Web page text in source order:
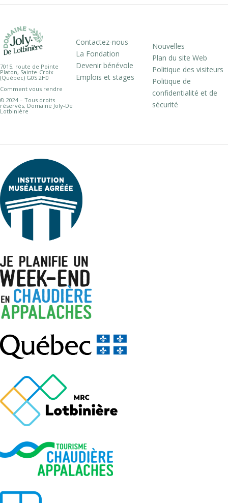
7015, route de Pointe
Platon, Sainte-Croix
(Québec) G0S 2H0
Comment vous rendre
© 2024 – Tous droits
réservés, Domaine Joly-De
Lotbinière
Contactez-nous
La Fondation
Devenir bénévole
Emplois et stages
Nouvelles
Plan du site Web
Politique des visiteurs
Politique de
confidentialité et de
sécurité